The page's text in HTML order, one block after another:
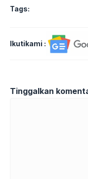
Tags:
Ikutikami :
Tinggalkan